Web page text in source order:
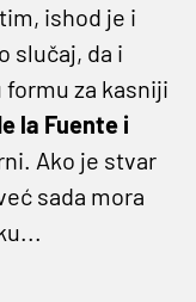
ishod je i
slučaj, da i
za kasniji
la Fuente i
Ako je stvar
sada mora